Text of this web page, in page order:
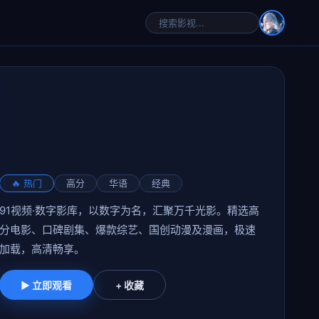
🔥 热门 高分 华语 经典
91视频·数字影库，以数字为名，汇聚万千光影。精选高
分电影、口碑剧集、爆款综艺、国创动漫及漫画，极速
加载，高清畅享。
▶ 立即观看 + 收藏